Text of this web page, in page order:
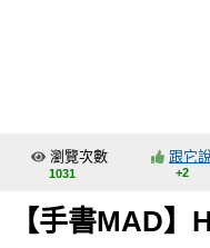
交流中心
攤位轉讓區
瀏覽次數
1031
跟它
+2
【手書MAD